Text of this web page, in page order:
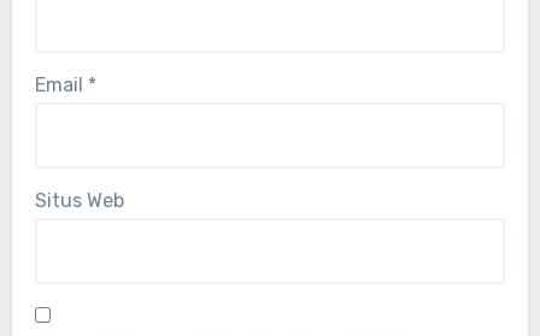
Email *
Situs Web